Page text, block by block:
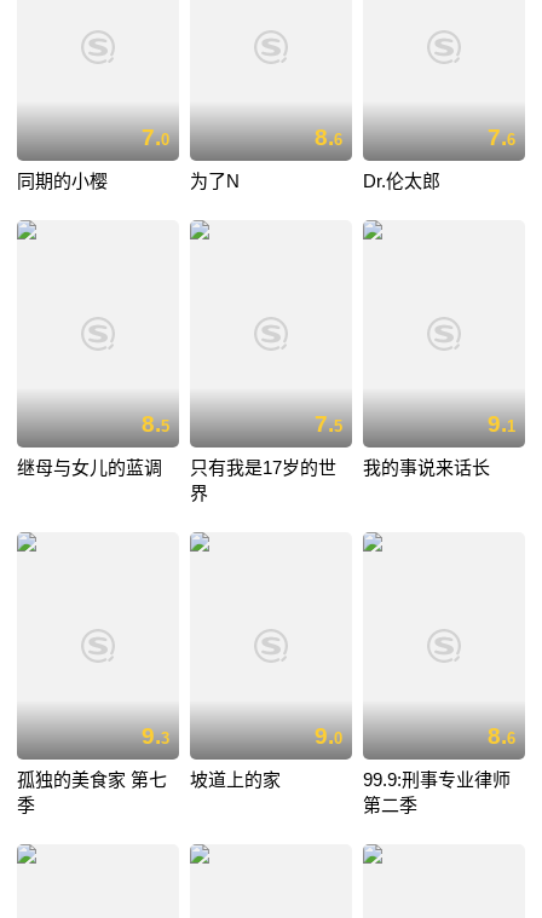
7.0
同期的小樱
8.6
为了N
7.6
Dr.伦太郎
8.5
继母与女儿的蓝调
7.5
只有我是17岁的世
界
9.1
我的事说来话长
9.3
孤独的美食家 第七
季
9.0
坡道上的家
8.6
99.9:刑事专业律师
第二季